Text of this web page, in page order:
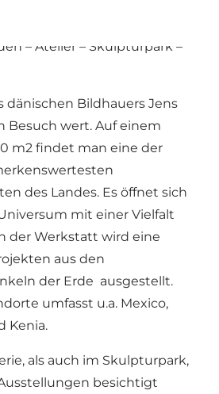
– Atelier – Skulpturpark –
dänischen Bildhauers Jens
Besuch wert. Auf einem
m2 findet man eine der
des Landes. Es öffnet sich
mit einer Vielfalt
der Werkstatt wird eine
aus den
der Erde ausgestellt.
umfasst u.a. Mexico,
Kenia.
als auch im Skulpturpark,
besichtigt